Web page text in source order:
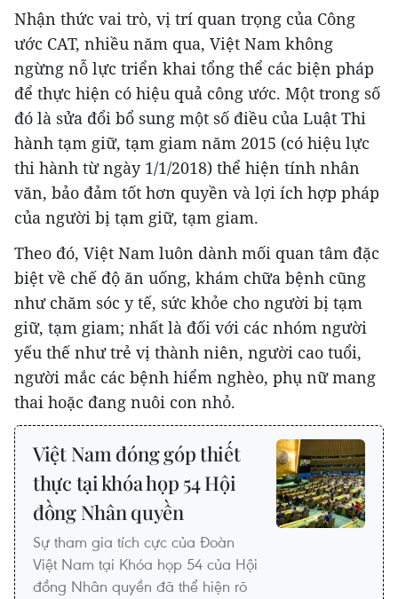
Nhận thức vai trò, vị trí quan trọng của Công
ước CAT, nhiều năm qua, Việt Nam không
ngừng nỗ lực triển khai tổng thể các biện pháp
để thực hiện có hiệu quả công ước. Một trong số
đó là sửa đổi bổ sung một số điều của Luật Thi
hành tạm giữ, tạm giam năm 2015 (có hiệu lực
thi hành từ ngày 1/1/2018) thể hiện tính nhân
văn, bảo đảm tốt hơn quyền và lợi ích hợp pháp
của người bị tạm giữ, tạm giam.
Theo đó, Việt Nam luôn dành mối quan tâm đặc
biệt về chế độ ăn uống, khám chữa bệnh cũng
như chăm sóc y tế, sức khỏe cho người bị tạm
giữ, tạm giam; nhất là đối với các nhóm người
yếu thế như trẻ vị thành niên, người cao tuổi,
người mắc các bệnh hiểm nghèo, phụ nữ mang
thai hoặc đang nuôi con nhỏ.
Việt Nam đóng góp thiết
thực tại khóa họp 54 Hội
đồng Nhân quyền
Sự tham gia tích cực của Đoàn
Việt Nam tại Khóa họp 54 của Hội
đồng Nhân quyền đã thể hiện rõ